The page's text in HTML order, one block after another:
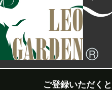
ご登録いただくと